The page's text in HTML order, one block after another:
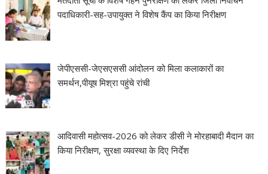
पदाधिकारी-सह-उपायुक्त ने विशेष कैंप का किया निरीक्षण
जेपीएससी-जेएसएससी आंदोलन को मिला कलाकारों का
समर्थन,पीयूष मिश्रा पहुंचे रांची
आदिवासी महोत्सव-2026 को लेकर डीसी ने मोरहाबादी मैदान का
किया निरीक्षण, सुरक्षा व्यवस्था के दिए निर्देश